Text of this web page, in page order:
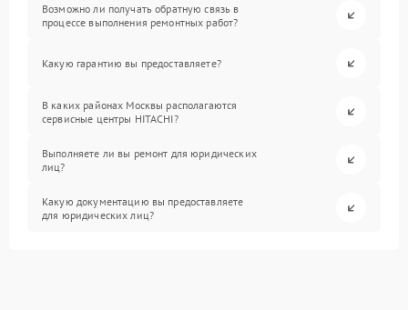
Возможно ли получать обратную связь в
процессе выполнения ремонтных работ?
Какую гарантию вы предоставляете?
В каких районах Москвы располагаются
сервисные центры HITACHI?
Выполняете ли вы ремонт для юридических
лиц?
Какую документацию вы предоставляете
для юридических лиц?